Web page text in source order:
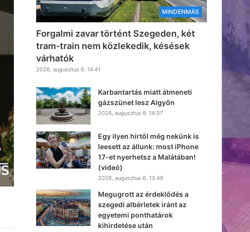
MINDENMÁS
Forgalmi zavar történt Szegeden, két
tram-train nem közlekedik, késések
várhatók
2026, augusztus 6. 14:41
Karbantartás miatt átmeneti
gázszünet lesz Algyőn
2026, augusztus 6. 14:07
Egy ilyen hírtől még nekünk is
leesett az állunk: most iPhone
17-et nyerhetsz a Malátában!
(videó)
2026, augusztus 6. 13:49
Megugrott az érdeklődés a
szegedi albérletek iránt az
egyetemi ponthatárok
kihirdetése után